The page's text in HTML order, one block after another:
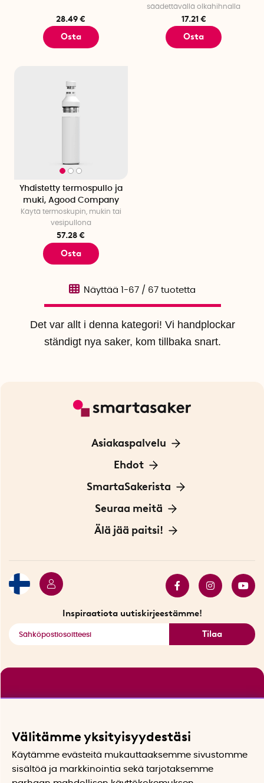
28.49 €
Osta
säädettävällä olkahihnalla
17.21 €
Osta
Yhdistetty termospullo ja
muki, Agood Company
Käytä termoskupin, mukin tai
vesipullona
57.28 €
Osta
Det var allt i denna kategori! Vi handplockar
ständigt nya saker, kom tillbaka snart.
Näyttää 1-67 / 67 tuotetta
Asiakaspalvelu
Ota yhteyttä
Ehdot
Tietoa evästeistä
Yksityisyydensuoja
Sopimusehdot
SmartaSakerista
Meistä
Myymälä Tukholmassa
Seuraa meitä
Innovaattoriblogi
Älä jää paitsi!
Katso kaikki älykkäät tuotteet
Inspiraatiota uutiskirjeestämme!
Tilaa
Välitämme yksityisyydestäsi
Käytämme evästeitä mukauttaaksemme sivustomme
sisältöä ja markkinointia sekä tarjotaksemme